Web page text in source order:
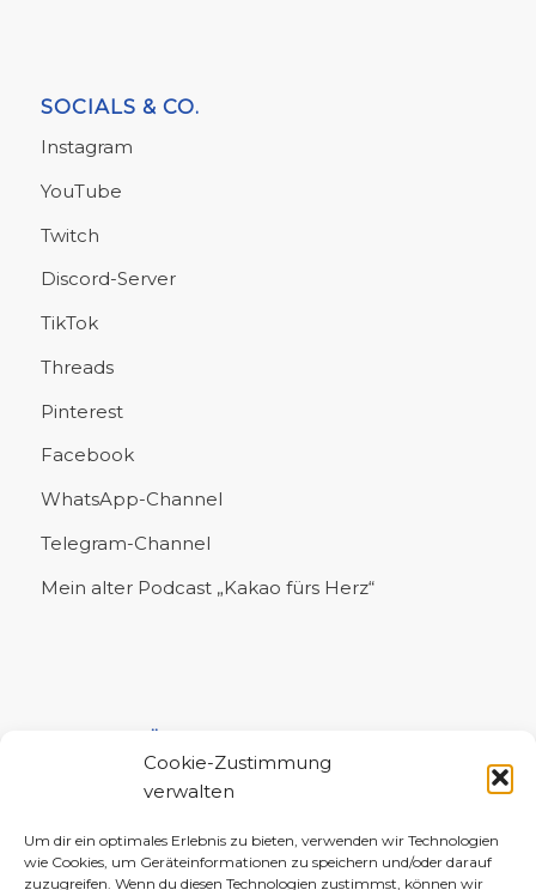
Cookie-Zustimmung
verwalten
Um dir ein optimales Erlebnis zu bieten, verwenden wir Technologien
wie Cookies, um Geräteinformationen zu speichern und/oder darauf
zuzugreifen. Wenn du diesen Technologien zustimmst, können wir
SOCIALS & CO.
Instagram
YouTube
Twitch
Discord-Server
TikTok
Threads
Pinterest
Facebook
WhatsApp-Channel
Telegram-Channel
Mein alter Podcast „Kakao fürs Herz“